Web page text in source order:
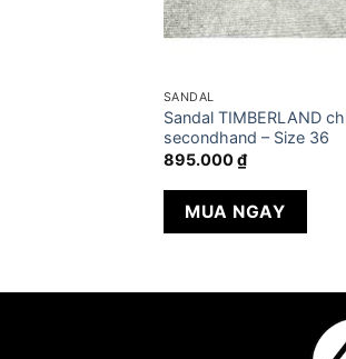
SANDAL
Sandal TIMBERLAND
secondhand – Size 36
895.000₫
MUA NGAY